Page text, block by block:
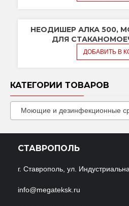
НЕОДИШЕР АЛКА 500,
ДЛЯ
ДОБАВИТЬ В
КАТЕГОРИИ ТОВАРОВ
Моющие и дезинфекционные
СТАВРОПОЛЬ
г. Ставрополь, ул.
info@megateksk.ru